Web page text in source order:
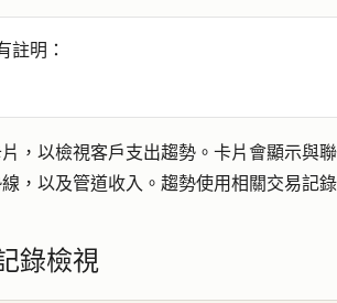
註明：
，以檢視客戶支出趨勢。卡片會顯示與
，以及管道收入。趨勢使用相關交易記錄
錄檢視